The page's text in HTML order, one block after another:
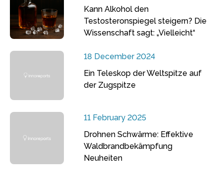
Kann Alkohol den
Testosteronspiegel steigern? Die
Wissenschaft sagt: „Vielleicht“
18 December 2024
Ein Teleskop der Weltspitze auf
der Zugspitze
11 February 2025
Drohnen Schwärme: Effektive
Waldbrandbekämpfung
Neuheiten